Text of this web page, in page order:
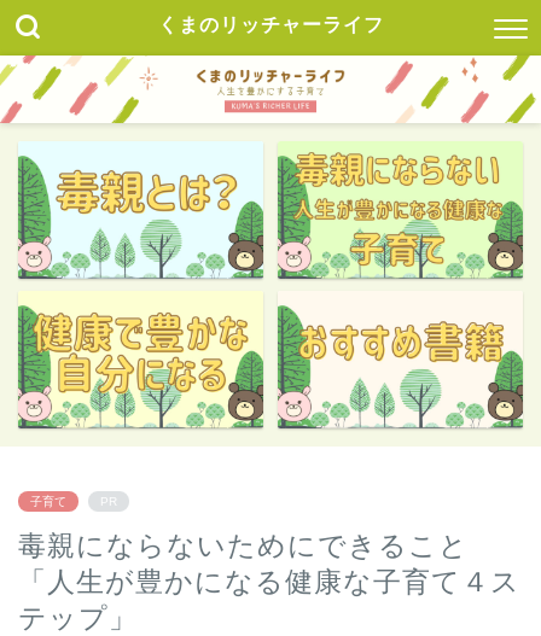
くまのリッチャーライフ
子育て PR
毒親にならないためにできること
「人生が豊かになる健康な子育て４ス
テップ」